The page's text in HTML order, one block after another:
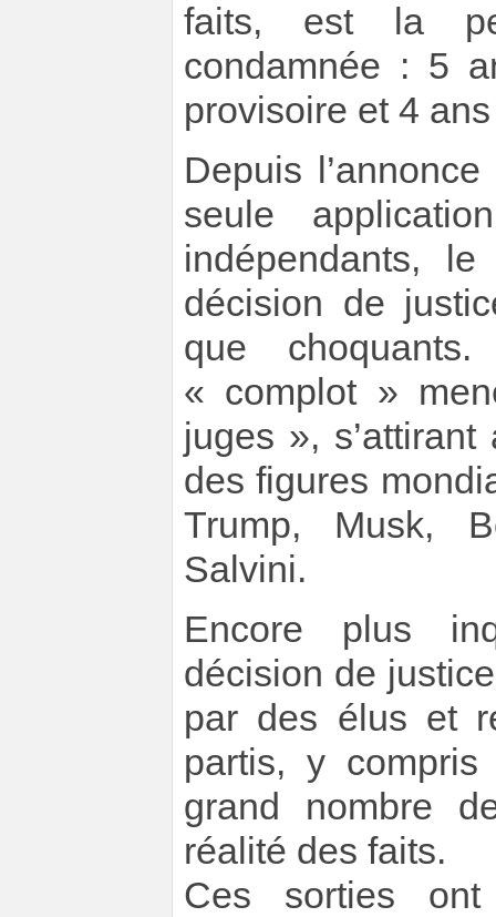
faits, est la
condamnée : 5
provisoire et 4
Depuis
seule
indépendants,
décision de
que
« complot »
juges »,
des figures
Trump, Musk,
Salvini.
Encore plus
décision de
par des élus et
partis, y
grand nombre
réalité des faits.
Ces sorties ont